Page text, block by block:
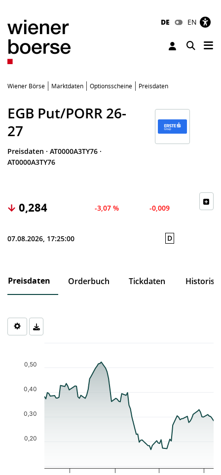
DE EN
Toggle
Wiener Börse Marktdaten Optionsscheine Preisdaten
EGB Put/PORR 26-
27
Preisdaten · AT0000A3TY76 ·
AT0000A3TY76
0,284 -3,07 % -0,009
07.08.2026, 17:25:00 D
Preisdaten Orderbuch Tickdaten
Chart
The chart has 1 X axis displaying Time. Data ranges from 2026-
The chart has 1 Y axis displaying values. Data ranges from
0,20
0,30
0,40
0,50